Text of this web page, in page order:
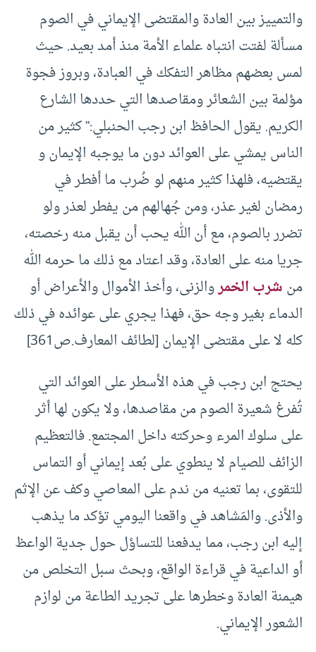
والتمييز بين العادة والمقتضى الإيماني في الصوم
مسألة لفتت انتباه علماء الأمة منذ أمد بعيد. حيث
لمس بعضهم مظاهر التفكك في العبادة، وبروز فجوة
مؤلمة بين الشعائر ومقاصدها التي حددها الشارع
الكريم. يقول الحافظ ابن رجب الحنبلي:” كثير من
الناس يمشي على العوائد دون ما يوجبه الإيمان و
يقتضيه، فلهذا كثير منهم لو ضُرب ما أفطر في
رمضان لغير عذر، ومن جُهالهم من يفطر لعذر ولو
تضرر بالصوم، مع أن الله يحب أن يقبل منه رخصته،
جريا منه على العادة، وقد اعتاد مع ذلك ما حرمه الله
منشرب الخمروالزنى، وأخذ الأموال والأعراض أو
الدماء بغير وجه حق، فهذا يجري على عوائده في ذلك
كله لا على مقتضى الإيمان [لطائف المعارف.ص361]
يحتج ابن رجب في هذه الأسطر على العوائد التي
تُفرغ شعيرة الصوم من مقاصدها، ولا يكون لها أثر
على سلوك المرء وحركته داخل المجتمع. فالتعظيم
الزائف للصيام لا ينطوي على بُعد إيماني أو التماس
للتقوى، بما تعنيه من ندم على المعاصي وكف عن الإثم
والأذى. والمَشاهد في واقعنا اليومي تؤكد ما يذهب
إليه ابن رجب، مما يدفعنا للتساؤل حول جدية الواعظ
أو الداعية في قراءة الواقع، وبحث سبل التخلص من
هيمنة العادة وخطرها على تجريد الطاعة من لوازم
الشعور الإيماني.